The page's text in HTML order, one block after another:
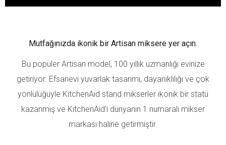
Mutfağınızda ikonik bir Artisan miksere yer açın.
Bu popüler Artisan model, 100 yıllık uzmanlığı evinize
getiriyor. Efsanevi yuvarlak tasarımı, dayanıklılığı ve çok
yönlülüğüyle KitchenAid stand mikserler ikonik bir statü
kazanmış ve KitchenAid'i dünyanın 1 numaralı mikser
markası haline getirmiştir.